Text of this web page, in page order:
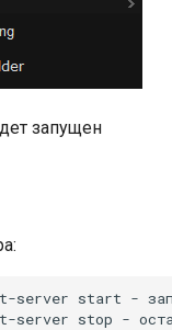
запущен
server start -
stop -